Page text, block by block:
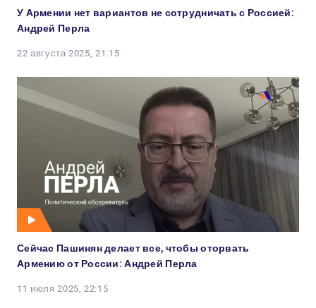
У Армении нет вариантов не сотрудничать с Россией:
Андрей Перла
22 августа 2025, 21:15
Сейчас Пашинян делает все, чтобы оторвать
Армению от России: Андрей Перла
11 июля 2025, 22:15